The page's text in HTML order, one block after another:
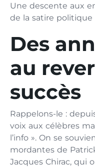
Une descente aux
de la satire
Des
au
succès
Rappelons-le :
voix aux célèbres
l’info ». On se
mordantes de
Jacques Chirac, qui